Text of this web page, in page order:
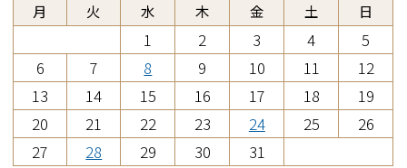
月 火 水 木 金 土 日
1 2 3 4
5
6
7 8 9 10 11
12
13
14 15 16 17 18
19
20
21 22 23 24 25
26
27
28 29 30 31